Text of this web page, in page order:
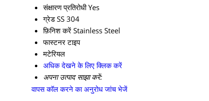
संक्षारण प्रतिरोधी Yes
ग्रेड SS 304
फ़िनिश करें Stainless Steel
फास्टनर टाइप
मटेरियल
अधिक देखने के लिए क्लिक करें
अपना उत्पाद साझा करें:
वापस कॉल करने का अनुरोध जांच भेजें